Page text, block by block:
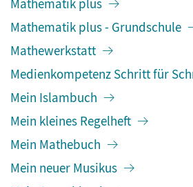
Mathematik plus
Mathematik plus - Grundschule
Mathewerkstatt
Medienkompetenz Schritt für
Mein Islambuch
Mein kleines Regelheft
Mein Mathebuch
Mein neuer Musikus